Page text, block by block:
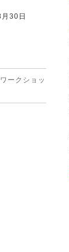
30日
ワークショッ